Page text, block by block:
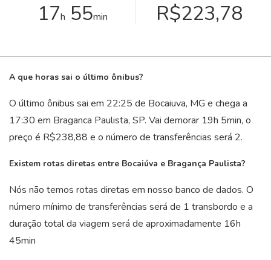
17h 55min R$223,78
A que horas sai o último ônibus?
O último ônibus sai em 22:25 de Bocaiuva, MG e chega a
17:30 em Braganca Paulista, SP. Vai demorar 19h 5min, o
preço é R$238,88 e o número de transferências será 2.
Existem rotas diretas entre Bocaiúva e Bragança Paulista?
Nós não temos rotas diretas em nosso banco de dados. O
número mínimo de transferências será de 1 transbordo e a
duração total da viagem será de aproximadamente 16h
45min